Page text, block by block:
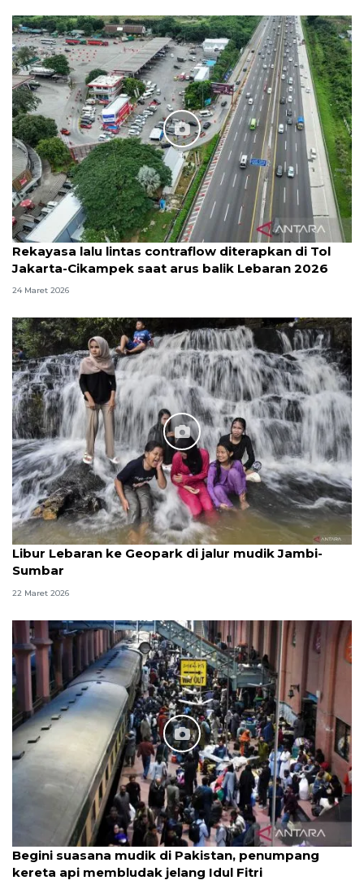
Rekayasa lalu lintas contraflow diterapkan di Tol
Jakarta-Cikampek saat arus balik Lebaran 2026
24 Maret 2026
Libur Lebaran ke Geopark di jalur mudik Jambi-
Sumbar
22 Maret 2026
Begini suasana mudik di Pakistan, penumpang
kereta api membludak jelang Idul Fitri